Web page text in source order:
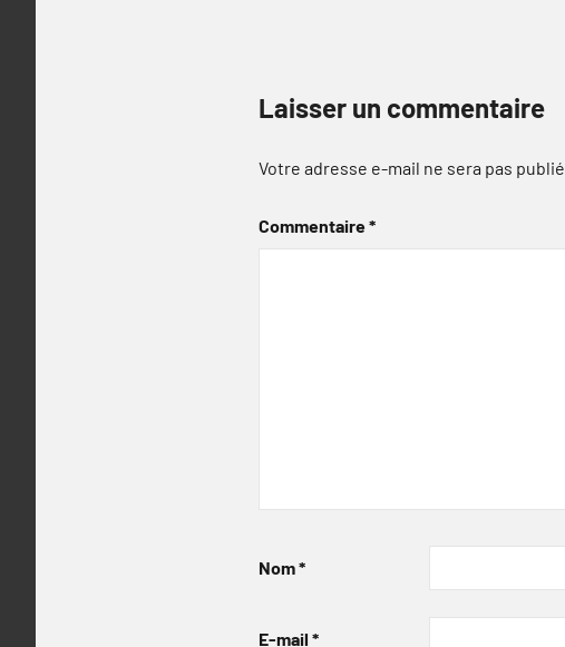
Laisser un commentaire
Votre adresse e-mail ne sera pas
Commentaire*
Nom*
E-mail *